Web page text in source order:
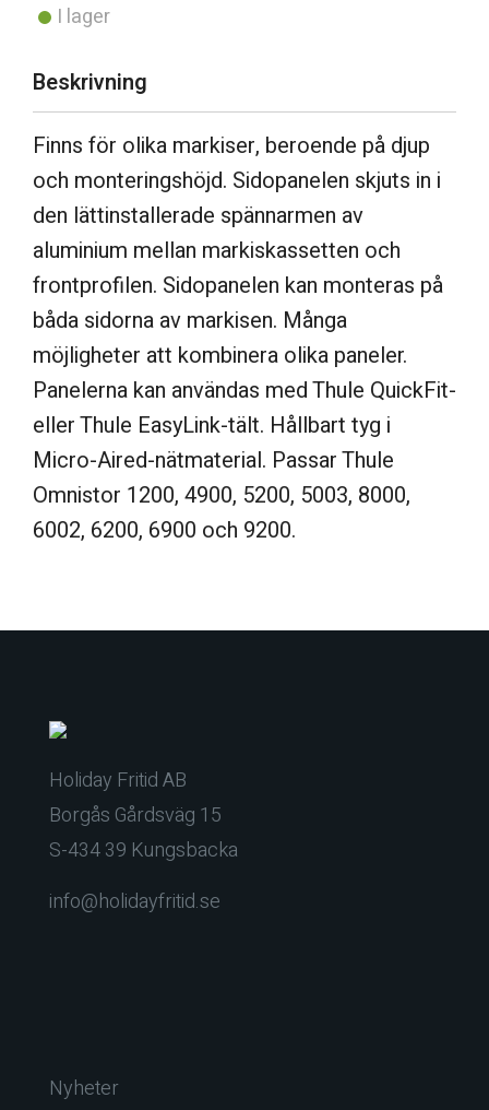
I lager
Beskrivning
Finns för olika markiser, beroende på djup
och monteringshöjd. Sidopanelen skjuts in i
den lättinstallerade spännarmen av
aluminium mellan markiskassetten och
frontprofilen. Sidopanelen kan monteras på
båda sidorna av markisen. Många
möjligheter att kombinera olika paneler.
Panelerna kan användas med Thule QuickFit-
eller Thule EasyLink-tält. Hållbart tyg i
Micro-Aired-nätmaterial. Passar Thule
Omnistor 1200, 4900, 5200, 5003, 8000,
6002, 6200, 6900 och 9200.
Holiday Fritid AB
Borgås Gårdsväg 15
S-434 39 Kungsbacka
info@holidayfritid.se
Nyheter